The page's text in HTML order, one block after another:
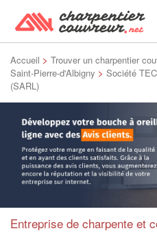
Accueil > Trouver un charpentier
Saint-Pierre-d'Albigny > Société
(SARL)
Entreprise de charpente et